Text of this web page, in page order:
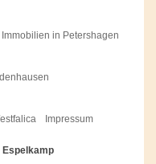
Immobilien in Petershagen
Impressum